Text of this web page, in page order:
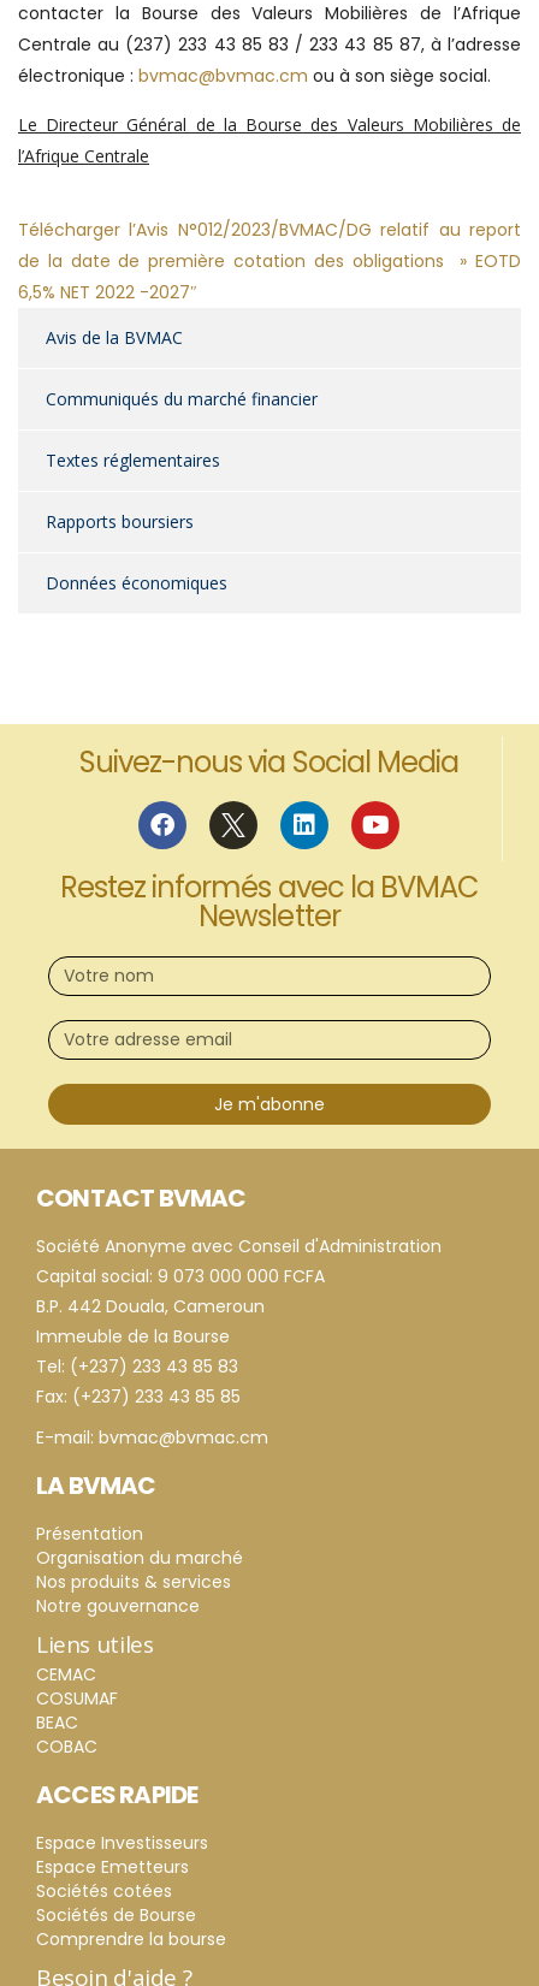
contacter la Bourse des Valeurs Mobilières de l’Afrique
Centrale au (237) 233 43 85 83 / 233 43 85 87, à l’adresse
électronique : bvmac@bvmac.cm ou à son siège social.
Le Directeur Général de la Bourse des Valeurs Mobilières de
l’Afrique Centrale
Télécharger l’Avis N°012/2023/BVMAC/DG relatif au report
de la date de première cotation des obligations » EOTD
6,5% NET 2022 -2027″
Avis de la BVMAC
Communiqués du marché financier
Textes réglementaires
Rapports boursiers
Données économiques
Suivez-nous via Social Media
Restez informés avec la BVMAC
Newsletter
Je m'abonne
CONTACT BVMAC
Société Anonyme avec Conseil d'Administration
Capital social: 9 073 000 000 FCFA
B.P. 442 Douala, Cameroun
Immeuble de la Bourse
Tel: (+237) 233 43 85 83
Fax: (+237) 233 43 85 85
E-mail: bvmac@bvmac.cm
LA BVMAC
Présentation
Organisation du marché
Nos produits & services
Notre gouvernance
Liens utiles
CEMAC
COSUMAF
BEAC
COBAC
ACCES RAPIDE
Espace Investisseurs
Espace Emetteurs
Sociétés cotées
Sociétés de Bourse
Comprendre la bourse
Besoin d'aide ?